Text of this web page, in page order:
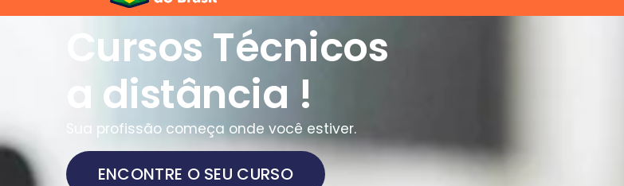
Cursos Técnicos
a distância !
Sua profissão começa onde você estiver.
ENCONTRE O SEU CURSO